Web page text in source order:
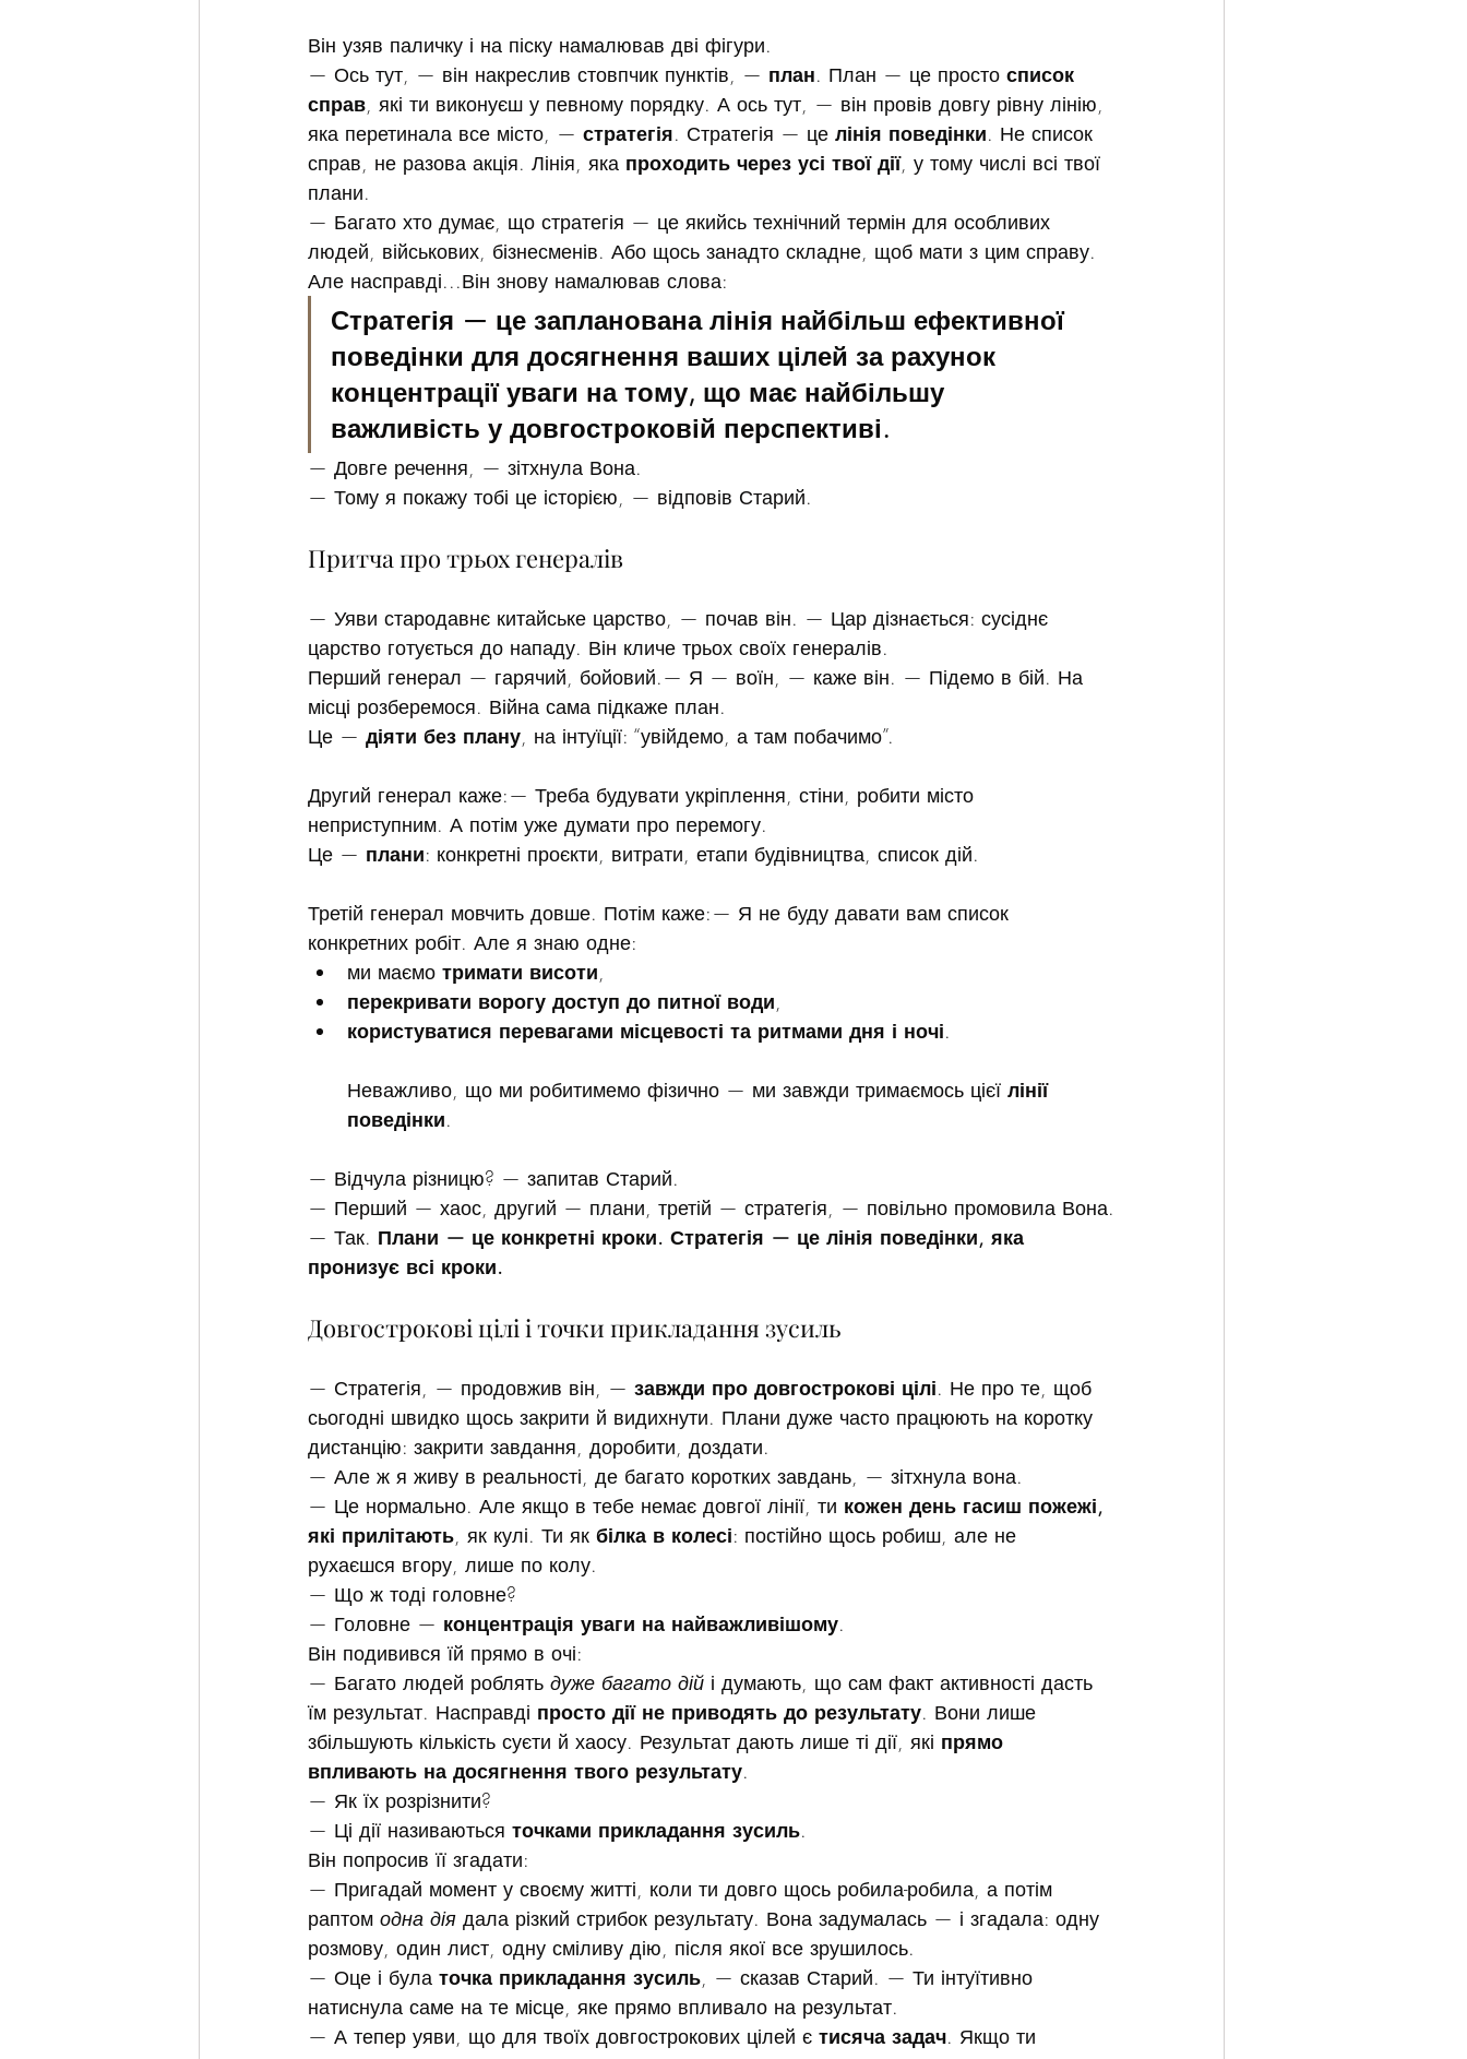
Він узяв паличку і на піску намалював дві фігури.
— Ось тут, — він накреслив стовпчик пунктів, — план. План — це просто список
справ , які ти виконуєш у певному порядку. А ось тут, — він провів довгу рівну лінію,
яка перетинала все місто, — стратегія. Стратегія — це лінія поведінки. Не список
справ, не разова акція. Лінія, яка проходить через усі твої дії, у тому числі всі твої
плани.
— Багато хто думає, що стратегія — це якийсь технічний термін для особливих
людей, військових, бізнесменів. Або щось занадто складне, щоб мати з цим справу.
Але насправді...Він знову намалював слова:
Стратегія — це запланована лінія найбільш ефективної
поведінки для досягнення ваших цілей за рахунок
концентрації уваги на тому, що має найбільшу
важливість у довгостроковій перспективі.
— Довге речення, — зітхнула Вона.
— Тому я покажу тобі це історією, — відповів Старий.
Притча про трьох генералів
— Уяви стародавнє китайське царство, — почав він. — Цар дізнається: сусіднє
царство готується до нападу. Він кличе трьох своїх генералів.
Перший генерал — гарячий, бойовий.— Я — воїн, — каже він. — Підемо в бій. На
місці розберемося. Війна сама підкаже план.
Це — діяти без плану , на інтуїції: “увійдемо, а там побачимо”.
Другий генерал каже:— Треба будувати укріплення, стіни, робити місто
неприступним. А потім уже думати про перемогу.
Це — плани: конкретні проєкти, витрати, етапи будівництва, список дій.
Третій генерал мовчить довше. Потім каже:— Я не буду давати вам список
конкретних робіт. Але я знаю одне:
ми маємо тримати висоти
перекривати ворогу доступ до питної води
користуватися перевагами місцевості та ритмами дня і ночі.
Неважливо, що ми робитимемо фізично — ми завжди тримаємось цієї лінії
поведінки.
— Відчула різницю? — запитав Старий.
— Перший — хаос, другий — плани, третій — стратегія, — повільно промовила Вона.
— Так. Плани — це конкретні кроки. Стратегія — це лінія поведінки, яка
пронизує всі кроки.
Довгострокові цілі і точки прикладання зусиль
— Стратегія, — продовжив він, — завжди про довгострокові цілі. Не про те, щоб
сьогодні швидко щось закрити й видихнути. Плани дуже часто працюють на коротку
дистанцію: закрити завдання, доробити, доздати.
— Але ж я живу в реальності, де багато коротких завдань, — зітхнула вона.
— Це нормально. Але якщо в тебе немає довгої лінії, ти кожен день гасиш пожежі,
які прилітають , як кулі. Ти як білка в колесі: постійно щось робиш, але не
рухаєшся вгору, лише по колу.
— Що ж тоді головне?
— Головне — концентрація уваги на найважливішому.
Він подивився їй прямо в очі:
— Багато людей роблять дуже багато дій і думають, що сам факт активності дасть
їм результат. Насправді просто дії не приводять до результату. Вони лише
збільшують кількість суєти й хаосу. Результат дають лише ті дії, які прямо
впливають на досягнення твого результату.
— Як їх розрізнити?
— Ці дії називаються точками прикладання зусиль.
Він попросив її згадати:
— Пригадай момент у своєму житті, коли ти довго щось робила-робила, а потім
раптом одна дія дала різкий стрибок результату. Вона задумалась — і згадала: одну
розмову, один лист, одну сміливу дію, після якої все зрушилось.
— Оце і була точка прикладання зусиль , — сказав Старий. — Ти інтуїтивно
натиснула саме на те місце, яке прямо впливало на результат.
— А тепер уяви, що для твоїх довгострокових цілей є тисяча задач. Якщо ти